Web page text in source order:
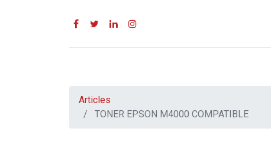
Articles
TONER EPSON M4000 COMPATIBLE